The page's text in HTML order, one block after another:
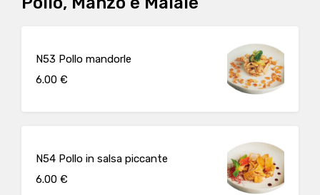
N53 Pollo mandorle
6.00 €
N54 Pollo in salsa piccante
6.00 €